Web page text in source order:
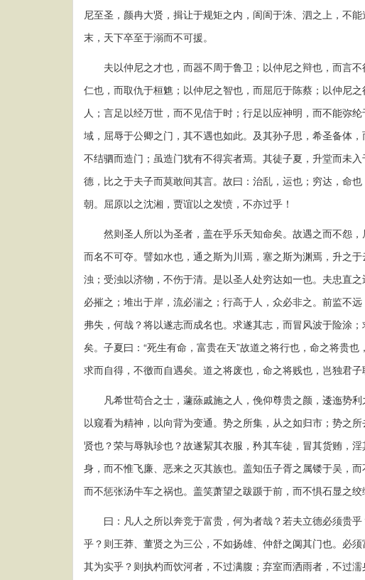
尼至圣，颜冉大贤，揖让于规矩之内，訚訚于洙、泗之上，不
末，天下卒至于溺而不可援。
夫以仲尼之才也，而器不周于鲁卫；以仲尼之辩也，而言不
仁也，而取仇于桓魋；以仲尼之智也，而屈厄于陈蔡；以仲尼
人；言足以经万世，而不见信于时；行足以应神明，而不能弥
域，屈辱于公卿之门，其不遇也如此。及其孙子思，希圣备体
不结驷而造门；虽造门犹有不得宾者焉。其徒子夏，升堂而未
德，比之于夫子而莫敢间其言。故曰：治乱，运也；穷达，命
朝。屈原以之沈湘，贾谊以之发愤，不亦过乎！
然则圣人所以为圣者，盖在乎乐天知命矣。故遇之而不怨，
而名不可夺。譬如水也，通之斯为川焉，塞之斯为渊焉，升之
浊；受浊以济物，不伤于清。是以圣人处穷达如一也。夫忠直
必摧之；堆出于岸，流必湍之；行高于人，众必非之。前监不
弗失，何哉？将以遂志而成名也。求遂其志，而冒风波于险涂
矣。子夏曰：“死生有命，富贵在天”故道之将行也，命之将贵
求而自得，不徼而自遇矣。道之将废也，命之将贱也，岂独君子
凡希世苟合之士，蘧蒢戚施之人，俛仰尊贵之颜，逶迤势利
以窥看为精神，以向背为变通。势之所集，从之如归市；势之
贤也？荣与辱孰珍也？故遂絜其衣服，矜其车徒，冒其货贿，
身，而不惟飞廉、恶来之灭其族也。盖知伍子胥之属镂于吴，
而不惩张汤牛车之祸也。盖笑萧望之跋踬于前，而不惧石显之
曰：凡人之所以奔竞于富贵，何为者哉？若夫立德必须贵乎
乎？则王莽、董贤之为三公，不如扬雄、仲舒之阒其门也。必
其为实乎？则执杓而饮河者，不过满腹；弃室而洒雨者，不过